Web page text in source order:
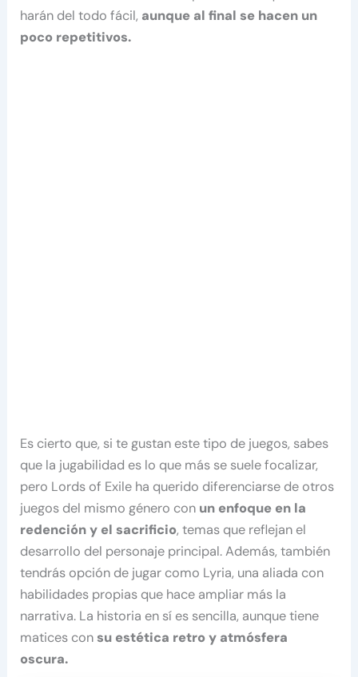
harán del todo fácil, aunque al final se hacen un
poco repetitivos.
Es cierto que, si te gustan este tipo de juegos, sabes
que la jugabilidad es lo que más se suele focalizar,
pero Lords of Exile ha querido diferenciarse de otros
juegos del mismo género con un enfoque en la
redención y el sacrificio, temas que reflejan el
desarrollo del personaje principal. Además, también
tendrás opción de jugar como Lyria, una aliada con
habilidades propias que hace ampliar más la
narrativa. La historia en sí es sencilla, aunque tiene
matices consu estética retro y atmósfera
oscura.